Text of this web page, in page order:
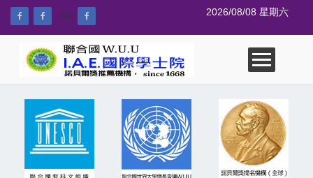
--%> 2026/08/08 星期六